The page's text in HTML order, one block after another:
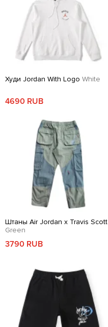
Худи Jordan With Logo White
4690 RUB
Штаны Air Jordan x Travis Scott
Green
3790 RUB